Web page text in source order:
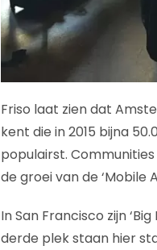
Friso laat zien dat
kent die in 2015 bijna
populairst.
de groei van de
In San Francisco zijn
derde plek staan hier